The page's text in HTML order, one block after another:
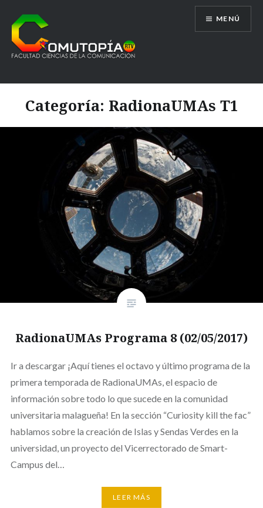
contenido
Comutopía RTV
MENÚ
Categoría: RadionaUMAs T1
RadionaUMAs Programa 8 (02/05/2017)
Ir a descargar ¡Aquí tienes el octavo y último programa de la
primera temporada de RadionaUMAs, el espacio de
información sobre todo lo que sucede en la comunidad
universitaria malagueña! En la sección “Curiosity kill the fac”
hablamos sobre la creación de Islas y Sendas Verdes en la
universidad, un proyecto del Vicerrectorado de Smart-
Campus del…
LEER MÁS